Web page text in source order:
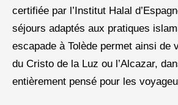
certifiée par l’Institut Halal
séjours adaptés aux pratiques
escapade à Tolède permet ainsi de
du Cristo de la Luz ou l’Alcazar,
entièrement pensé pour les